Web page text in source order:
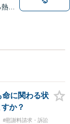
い
ま
合
命に関わる状
か？
#慰謝料請求・訴訟